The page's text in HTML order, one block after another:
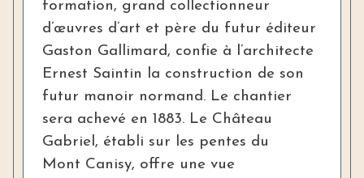
formation, grand collectionneur
d’œuvres d’art et père du futur éditeur
Gaston Gallimard, confie à l’architecte
Ernest Saintin la construction de son
futur manoir normand. Le chantier
sera achevé en 1883. Le Château
Gabriel, établi sur les pentes du
Mont Canisy, offre une vue